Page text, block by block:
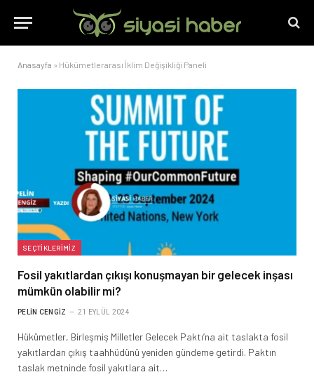
Anasayfa » Hükümetlerarası İklim Değişikliği Paneli
SEÇTIKLERIMIZ
Fosil yakıtlardan çıkışı konuşmayan bir gelecek inşası
mümkün olabilir mi?
PELIN CENGIZ 21 EYLÜL 2024
Hükümetler, Birleşmiş Milletler Gelecek Paktı’na ait taslakta fosil
yakıtlardan çıkış taahhüdünü yeniden gündeme getirdi. Paktın
taslak metninde fosil yakıtlara ait…